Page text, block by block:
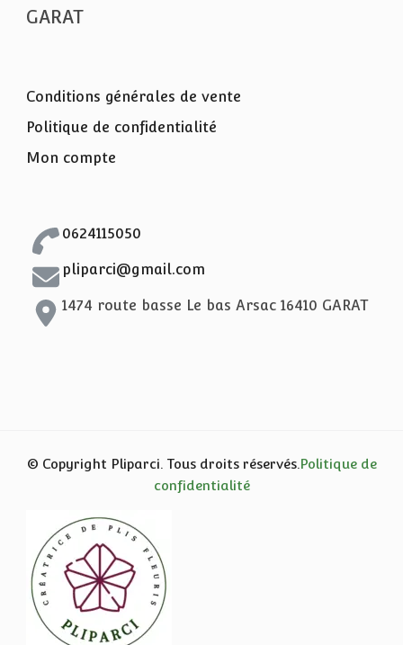
GARAT
Conditions générales de vente
Politique de confidentialité
Mon compte
0624115050
pliparci@gmail.com
1474 route basse Le bas Arsac 16410 GARAT
© Copyright Pliparci. Tous droits réservés.Politique de
confidentialité